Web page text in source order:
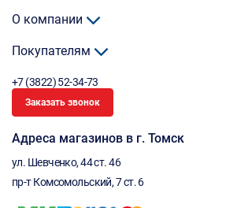
О компании
Покупателям
+7 (3822) 52-34-73
Заказать звонок
Адреса магазинов в г. Томск
ул. Шевченко, 44 ст. 46
пр-т Комсомольский, 7 ст. 6